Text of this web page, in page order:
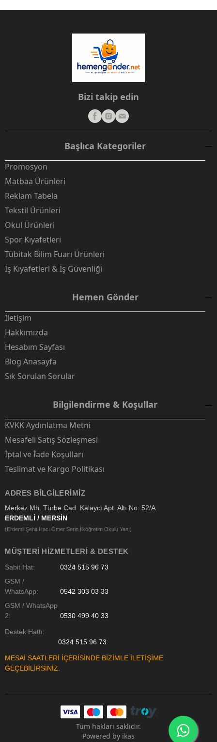
Bizi takip edin
Başlıca Kategoriler
Promosyon
Matbaa Ürünleri
Reklam Tabela
Tekstil Ürünleri
Okul Ürünleri
Spor Kıyafetleri
Tübitak Bilim Fuarı Ürünleri
İş Kıyafetleri & İş Güvenliği
Hemen Gönder
İletişim
Hakkımızda
Hesabım Sayfası
Blog Anasayfa
Sık Sorulan Sorular
Bilgilendirme & Koşullar
KVKK Aydınlatma Metni
Mesafeli Satış Sözleşmesi
İptal ve İade Koşulları
Teslimat ve Kargo Politikası
ADRES BILGILERIMIZ
Merkez Mh. Türbe Cad. Kalaycı Apt. Altı No: 52/A
ERDEMLİ / MERSİN
(Erdemli Şehit Hacı Ömer Serin İlköğretim Okulu Yanı)
MÜŞTERI HIZMETLERI & DESTEK
Sabit Hat:
0324 515 96 73
GSM /
WhatsApp:
0542 303 03 33
GSM / WhatsApp
2:
0530 499 40 33
Destek Hattı:
0324 515 96 73
MESAİ SAATLERİ İÇERİSİNDE BİZİMLE İLETİŞİME
GEÇEBİLİRSİNİZ.
Tüm hakları saklıdır.
Powered by ikas